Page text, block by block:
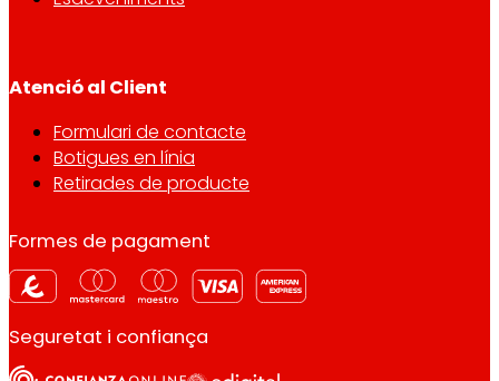
Atenció al Client
Formulari de contacte
Botigues en línia
Retirades de producte
Formes de pagament
Seguretat i confiança